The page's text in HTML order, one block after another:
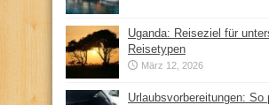
Uganda: Reiseziel für
Reisetypen
März 12, 2026
Urlaubsvorbereitungen: So